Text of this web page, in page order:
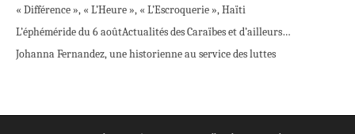
« Différence », « L’Heure », « L’Escroquerie », Haïti
L’éphéméride du 6 aoûtActualités des Caraïbes et d’ailleurs…
Johanna Fernandez, une historienne au service des luttes